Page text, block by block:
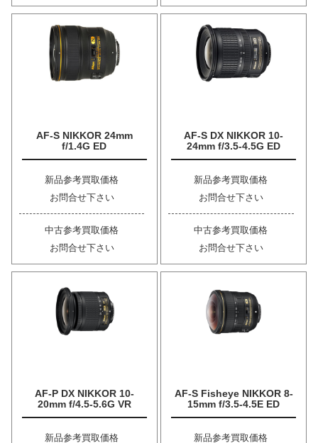
AF-S NIKKOR 24mm
f/1.4G ED
新品参考買取価格
お問合せ下さい
中古参考買取価格
お問合せ下さい
AF-S DX NIKKOR 10-
24mm f/3.5-4.5G ED
新品参考買取価格
お問合せ下さい
中古参考買取価格
お問合せ下さい
AF-P DX NIKKOR 10-
20mm f/4.5-5.6G VR
新品参考買取価格
AF-S Fisheye NIKKOR 8-
15mm f/3.5-4.5E ED
新品参考買取価格